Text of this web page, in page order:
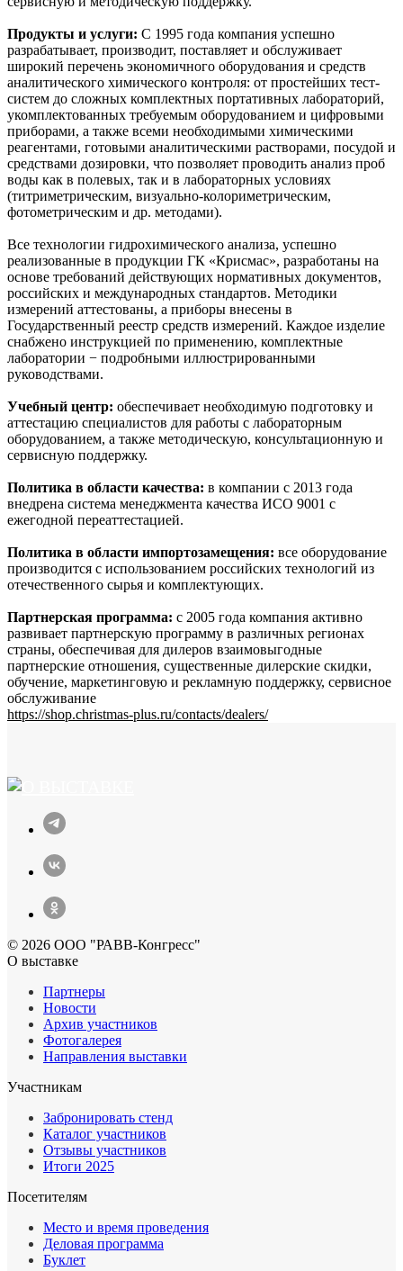
Продукты и услуги: С 1995 года компания успешно
разрабатывает, производит, поставляет и обслуживает
широкий перечень экономичного оборудования и средств
аналитического химического контроля: от простейших тест-
систем до сложных комплектных портативных лабораторий,
укомплектованных требуемым оборудованием и цифровыми
приборами, а также всеми необходимыми химическими
реагентами, готовыми аналитическими растворами, посудой и
средствами дозировки, что позволяет проводить анализ проб
воды как в полевых, так и в лабораторных условиях
(титриметрическим, визуально-колориметрическим,
фотометрическим и др. методами).
Все технологии гидрохимического анализа, успешно
реализованные в продукции ГК «Крисмас», разработаны на
основе требований действующих нормативных документов,
российских и международных стандартов. Методики
измерений аттестованы, а приборы внесены в
Государственный реестр средств измерений. Каждое изделие
снабжено инструкцией по применению, комплектные
лаборатории − подробными иллюстрированными
руководствами.
Учебный центр: обеспечивает необходимую подготовку и
аттестацию специалистов для работы с лабораторным
оборудованием, а также методическую, консультационную и
сервисную поддержку.
Политика в области качества: в компании с 2013 года
внедрена система менеджмента качества ИСО 9001 с
ежегодной переаттестацией.
Политика в области импортозамещения: все оборудование
производится с использованием российских технологий из
отечественного сырья и комплектующих.
Партнерская программа: с 2005 года компания активно
развивает партнерскую программу в различных регионах
страны, обеспечивая для дилеров взаимовыгодные
партнерские отношения, существенные дилерские скидки,
обучение, маркетинговую и рекламную поддержку, сервисное
обслуживание
https://shop.christmas-plus.ru/contacts/dealers/
© 2026 ООО "РАВВ-Конгресс"
О выставке
Партнеры
Новости
Архив участников
Фотогалерея
Направления выставки
Участникам
Забронировать стенд
Каталог участников
Отзывы участников
Итоги 2025
Посетителям
Место и время проведения
Деловая программа
Буклет